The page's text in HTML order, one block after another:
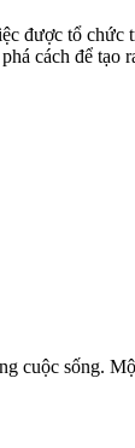
được tổ chức
cách để tạo
cuộc sống.